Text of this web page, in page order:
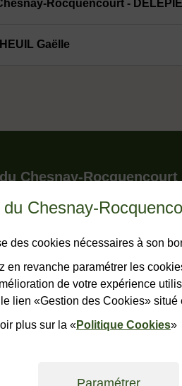
du Chesnay-
des cookies nécessaires à son
en revanche paramétrer les
de votre expérience
lien «Gestion des Cookies» situé
plus sur la «Politique Cookies»
Paramétrer
Rocquencourt -
Gaëlle
le pied de page
Chesnay-Rocquencourt
- BP 150 - Le Chesnay
23 23 23
CONTACTER
légalesAccessibilité : non conforme